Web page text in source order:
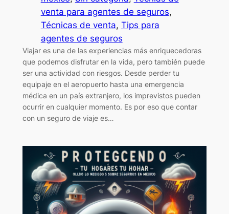
venta para agentes de seguros
Técnicas de venta, Tips para
agentes de seguros
Viajar es una de las experiencias más enriquecedoras
que podemos disfrutar en la vida, pero también puede
ser una actividad con riesgos. Desde perder tu
equipaje en el aeropuerto hasta una emergencia
médica en un país extranjero, los imprevistos pueden
ocurrir en cualquier momento. Es por eso que contar
con un seguro de viaje es…